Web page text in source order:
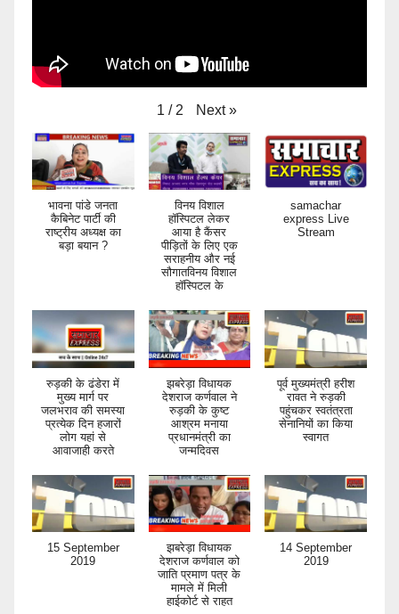
1 / 2 Next »
भावना पांडे जनता
कैबिनेट पार्टी की
राष्ट्रीय अध्यक्ष का
बड़ा बयान ?
विनय विशाल
हॉस्पिटल लेकर
आया है कैंसर
पीड़ितों के लिए एक
सराहनीय और नई
सौगातविनय विशाल
हॉस्पिटल के
samachar
express Live
Stream
रुड़की के ढंडेरा में
मुख्य मार्ग पर
जलभराव की समस्या
प्रत्येक दिन हजारों
लोग यहां से
आवाजाही करते
झबरेड़ा विधायक
देशराज कर्णवाल ने
रुड़की के कुष्ट
आश्रम मनाया
प्रधानमंत्री का
जन्मदिवस
पूर्व मुख्यमंत्री हरीश
रावत ने रुड़की
पहुंचकर स्वतंत्रता
सेनानियों का किया
स्वागत
15 September
2019
झबरेड़ा विधायक
देशराज कर्णवाल को
जाति प्रमाण पत्र के
मामले में मिली
हाईकोर्ट से राहत
14 September
2019